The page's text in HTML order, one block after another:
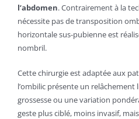
l’abdomen. Contrairement à la
nécessite pas de transposition
horizontale sus-pubienne est
nombril.
Cette chirurgie est adaptée aux
l’ombilic présente un
grossesse ou une variation
geste plus ciblé, moins invasif,